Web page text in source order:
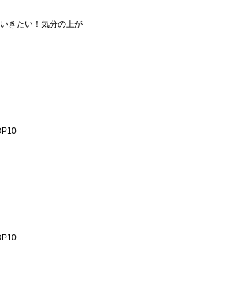
きたい！気分の上が